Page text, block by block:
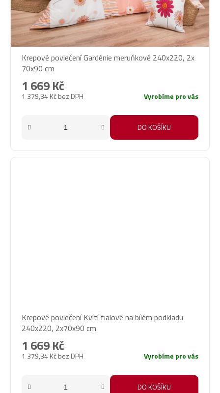
Krepové povlečení Gardénie meruňkové 240x220, 2x
70x90 cm
1 379,34 Kč bez DPH
1 669 Kč
Vyrobíme pro vás
DO KOŠÍKU
Krepové povlečení Kvítí fialové na bílém podkladu
240x220, 2x70x90 cm
1 379,34 Kč bez DPH
1 669 Kč
Vyrobíme pro vás
DO KOŠÍKU